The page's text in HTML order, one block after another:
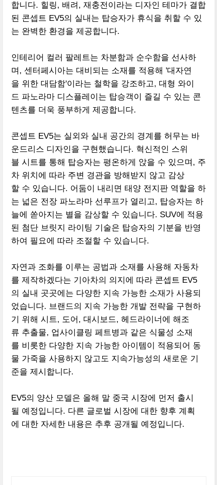
합니다. 힐링, 배려, 재충전이라는 디자인 테마가 결합
된 콘셉트 EV5의 실내는 탑승자가 휴식을 취할 수 있
는 완벽한 환경을 제공합니다.
인테리어 컬러 팔레트는 차분함과 순수함을 선사하
며, 센터페시아는 대비되는 소재를 적용해 '대자연
을 위한 대담함'이라는 철학을 강조하고, 대형 와이
드 파노라마 디스플레이는 탑승객이 즐길 수 있는 콘
텐츠를 더욱 풍부하게 제공합니다.
콘셉트 EV5는 실외와 실내 공간의 경계를 허무는 바
운드리스 디자인을 구현했습니다. 혁신적인 스위
블 시트를 통해 탑승자는 평온하게 앉을 수 있으며, 주
차 위치에 따라 주변 경관을 방해받지 않고 감상
할 수 있습니다. 어둠이 내리면 태양 전지판 역할을 하
는 넓은 전장 파노라마 선루프가 열리고, 탑승자는 하
늘에 쏟아지는 별을 감상할 수 있습니다. SUV에 적용
된 첨단 브릿지 라이팅 기술은 탑승자의 기분을 반영
하여 필요에 따라 조절할 수 있습니다.
자연과 조화를 이루는 공법과 소재를 사용해 자동차
를 제작하겠다는 기아차의 의지에 따라 콘셉트 EV5
의 실내 곳곳에는 다양한 지속 가능한 소재가 사용되
었습니다. 브랜드의 지속 가능한 개발 전략을 구현하
기 위해 시트, 도어, 대시보드, 헤드라이너에 해조
류 추출물, 업사이클링 페트병과 같은 식물성 소재
를 비롯한 다양한 지속 가능한 아이템이 적용되어 동
물 가죽을 사용하지 않고도 지속가능성의 새로운 기
준을 제시합니다.
EV5의 양산 모델은 올해 말 중국 시장에 먼저 출시
될 예정입니다. 다른 글로벌 시장에 대한 향후 계획
에 대한 자세한 내용은 추후 공개될 예정입니다.